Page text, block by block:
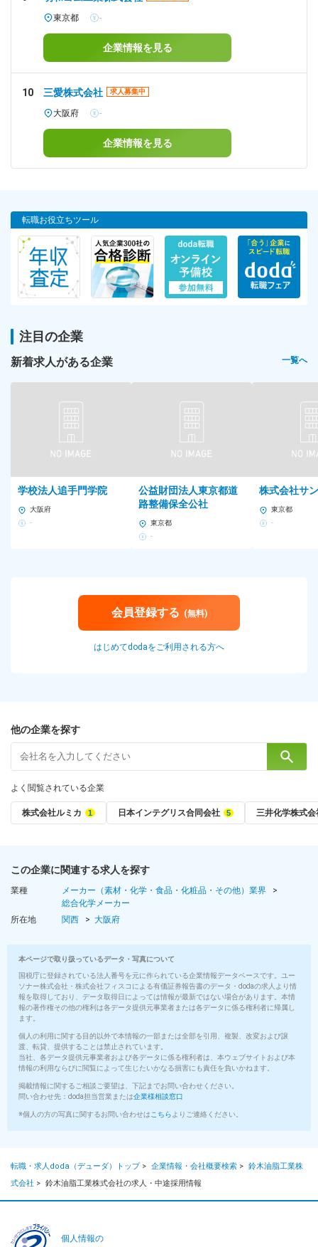
東京都 -
企業情報を見る
10 三愛株式会社 求人募集中
大阪府 -
企業情報を見る
転職お役立ちツール
注目の企業
新着求人がある企業 一覧へ
学校法人追手門学院
大阪府
-
公益財団法人東京都道
路整備保全公社
東京都
-
株式会社サ
東京都
-
会員登録する (無料)
はじめてdodaをご利用される方へ
他の企業を探す
よく閲覧されている企業
株式会社ルミカ 日本インテグリス合同会社 三井化学株式会
この企業に関連する求人を探す
業種
メーカー（素材・化学・食品・化粧品・その他）業界
総合化学メーカー
所在地
関西 大阪府
本ページで取り扱っているデータ・写真について
国税庁に登録されている法人番号を元に作られている企業情報データベースです。ユー
ソナー株式会社・株式会社フィスコによる有価証券報告書のデータ・dodaの求人より情
報を取得しており、データ取得日によっては情報が最新ではない場合があります。本情
報の著作権その他の権利は各データ提供元事業者または各データに係る権利者に帰属し
ます。
個人の利用に関する目的以外で本情報の一部または全部を引用、複製、改変および譲
渡、転貸、提供することは禁止されています。
当社、各データ提供元事業者および各データに係る権利者は、本ウェブサイトおよび本
情報の利用ならびに閲覧によって生じたいかなる損害にも責任を負いかねます。
掲載情報に関するご相談ご要望は、下記までお問い合わせください。
問い合わせ先：doda担当営業または企業様相談窓口
※個人の方の写真に関するお問い合わせは こちら よりご連絡ください。
転職・求人doda（デューダ）トップ> 企業情報・会社概要検索 > 鈴木油脂工業株
式会社 > 鈴木油脂工業株式会社の求人・中途採用情報
個人情報の